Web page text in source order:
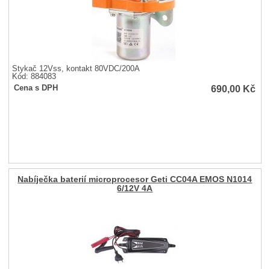
Stykač 12Vss, kontakt 80VDC/200A
Kód: 884083
Cena s DPH
690,00 Kč
Nabíječka baterií microprocesor Geti CC04A EMOS N1014
6/12V 4A